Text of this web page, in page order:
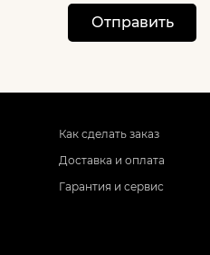
Отправить
Как сделать заказ
Доставка и оплата
Гарантия и сервис